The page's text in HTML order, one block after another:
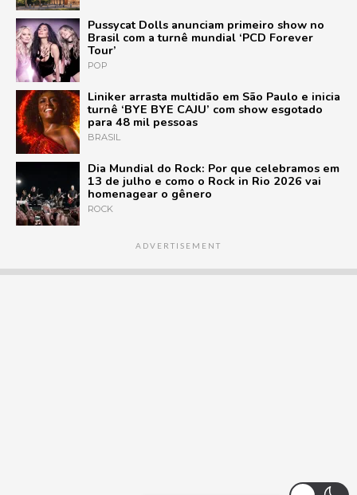
Pussycat Dolls anunciam primeiro show no
Brasil com a turnê mundial ‘PCD Forever
Tour’
POP
Liniker arrasta multidão em São Paulo e inicia
turnê ‘BYE BYE CAJU’ com show esgotado
para 48 mil pessoas
BRASIL
Dia Mundial do Rock: Por que celebramos em
13 de julho e como o Rock in Rio 2026 vai
homenagear o gênero
ROCK
ADVERTISEMENT